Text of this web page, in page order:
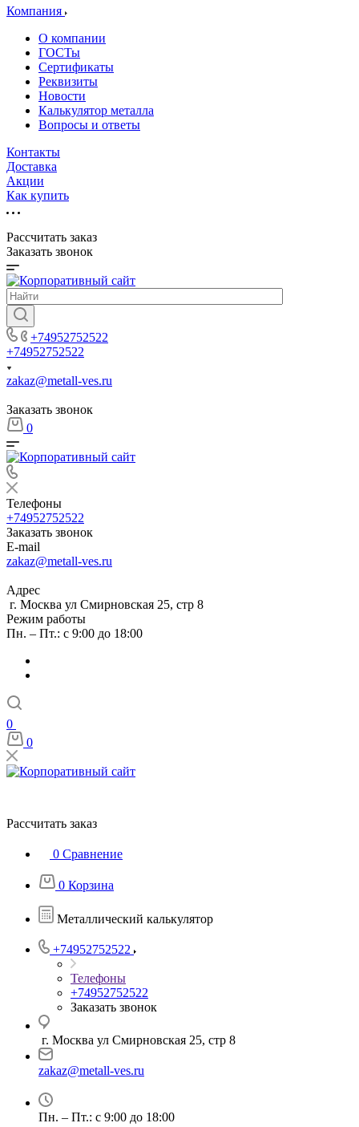
Компания
О компании
ГОСТы
Сертификаты
Реквизиты
Новости
Калькулятор металла
Вопросы и ответы
Контакты
Доставка
Акции
Как купить
Рассчитать заказ
Заказать звонок
+74952752522
+74952752522
zakaz@metall-ves.ru
Заказать звонок
0
Телефоны
+74952752522
Заказать звонок
E-mail
zakaz@metall-ves.ru
Адрес
г. Москва ул Смирновская 25, стр 8
Режим работы
Пн. – Пт.: с 9:00 до 18:00
0
0
Рассчитать заказ
0 Сравнение
0 Корзина
Металлический калькулятор
+74952752522
Телефоны
+74952752522
Заказать звонок
г. Москва ул Смирновская 25, стр 8
zakaz@metall-ves.ru
Пн. – Пт.: с 9:00 до 18:00